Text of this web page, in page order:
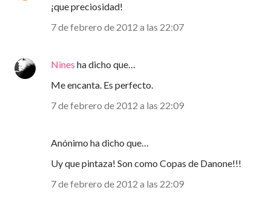
¡que preciosidad!
7 de febrero de 2012 a las 22:07
Nines ha dicho que…
Me encanta. Es perfecto.
7 de febrero de 2012 a las 22:09
Anónimo ha dicho que…
Uy que pintaza! Son como Copas de Danone!!!
7 de febrero de 2012 a las 22:09